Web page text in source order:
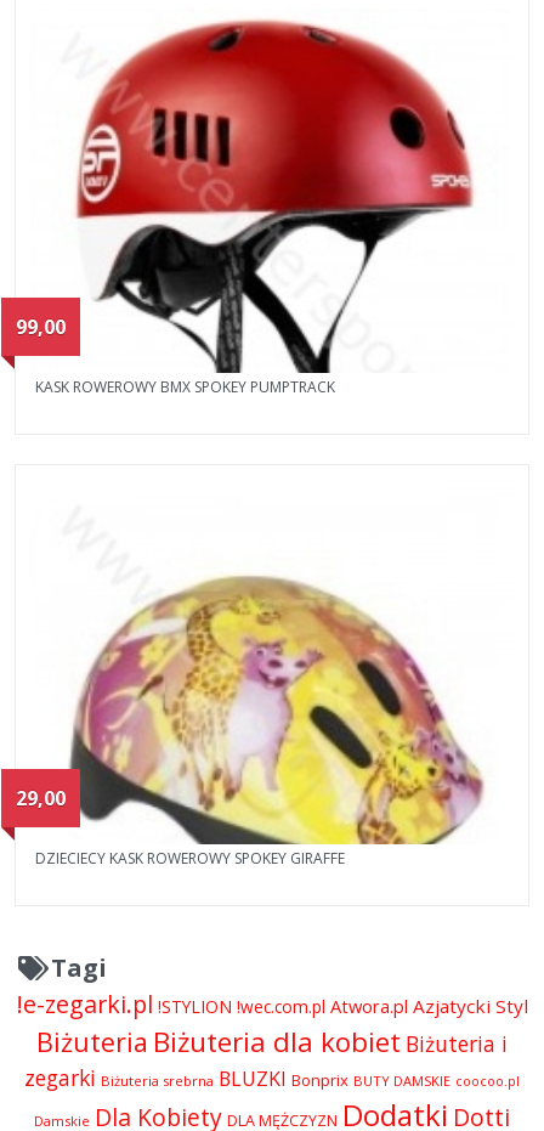
99,00
KASK ROWEROWY BMX SPOKEY PUMPTRACK
29,00
DZIECIECY KASK ROWEROWY SPOKEY GIRAFFE
Tagi
!e-zegarki.pl !STYLION !wec.com.pl Atwora.pl Azjatycki Styl
Biżuteria Biżuteria dla kobiet Biżuteria i
zegarki Biżuteria srebrna BLUZKI Bonprix BUTY DAMSKIE coocoo.pl
Damskie Dla Kobiety DLA MĘŻCZYZN Dodatki Dotti